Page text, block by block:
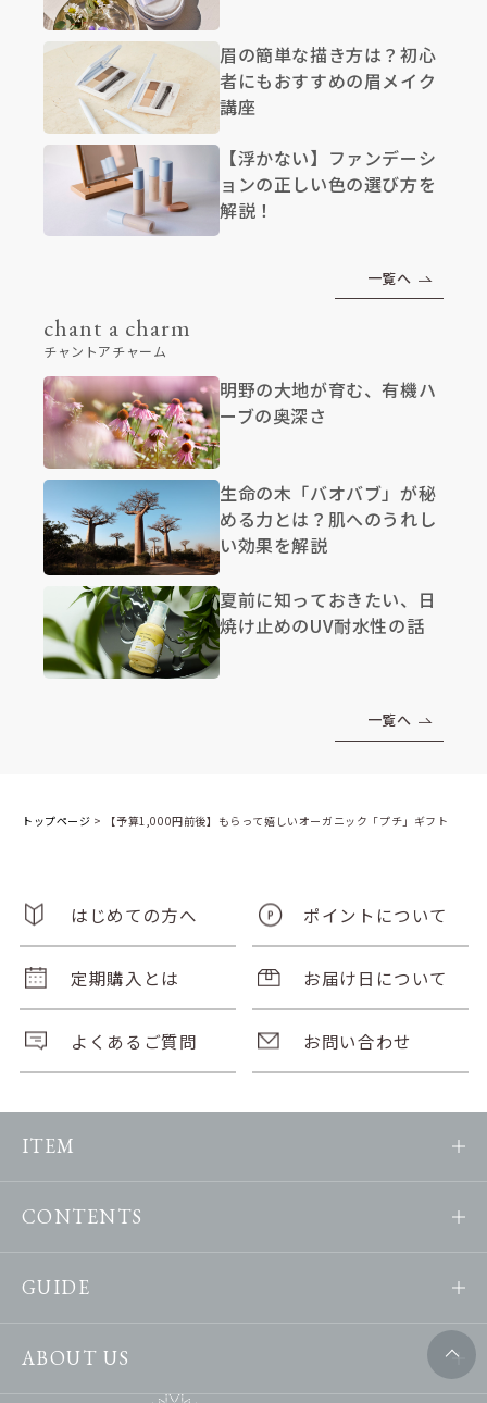
眉の簡単な描き方は？初心
者にもおすすめの眉メイク
講座
【浮かない】ファンデーシ
ョンの正しい色の選び方を
解説！
一覧へ
chant a charm
チャントアチャーム
明野の大地が育む、有機ハ
ーブの奥深さ
生命の木「バオバブ」が秘
める力とは？肌へのうれし
い効果を解説
夏前に知っておきたい、日
焼け止めのUV耐水性の話
一覧へ
トップページ > 【予算1,000円前後】もらって嬉しいオーガニック「プチ」ギフト
はじめての方へ ポイントについて
定期購入とは お届け日について
よくあるご質問 お問い合わせ
ITEM
CONTENTS
GUIDE
ABOUT US